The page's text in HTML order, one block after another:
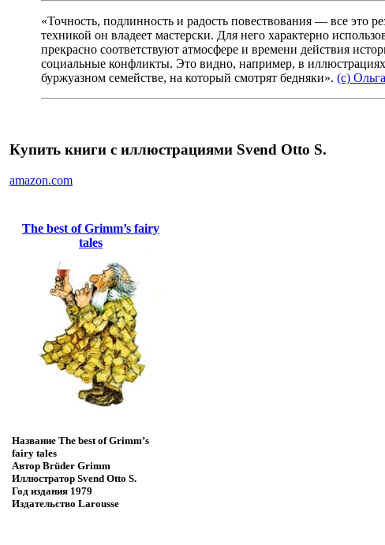
«Точность, подлинность и радость повествования — все это
техникой он владеет мастерски. Для него характерно
прекрасно соответствуют атмосфере и времени действия
социальные конфликты. Это видно, например, в
буржуазном семействе, на который смотрят бедняки». (с)
Купить книги с иллюстрациями Svend Otto S.
amazon.com
The best of Grimm’s fairy
tales
Название The best of Grimm’s
fairy tales
Автор Brüder Grimm
Иллюстратор Svend Otto S.
Год издания 1979
Издательство Larousse